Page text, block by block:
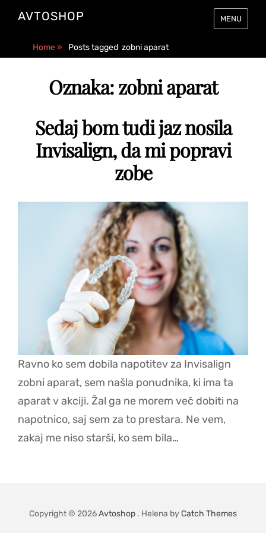
AVTOSHOP MENU
Home» Posts tagged zobni aparat
Oznaka:zobni aparat
Sedaj bom tudi jaz nosila
Invisalign, da mi popravi
zobe
Ravno ko sem dobila napotitev za Invisalign
zobni aparat, sem našla ponudnika, ki ima ta
aparat v akciji. Žal ga ne morem več dobiti na
napotnico, saj sem za to prestara. Ne vem,
zakaj me niso starši, ko sem bila…
Copyright © 2026Avtoshop . Helena byCatch Themes